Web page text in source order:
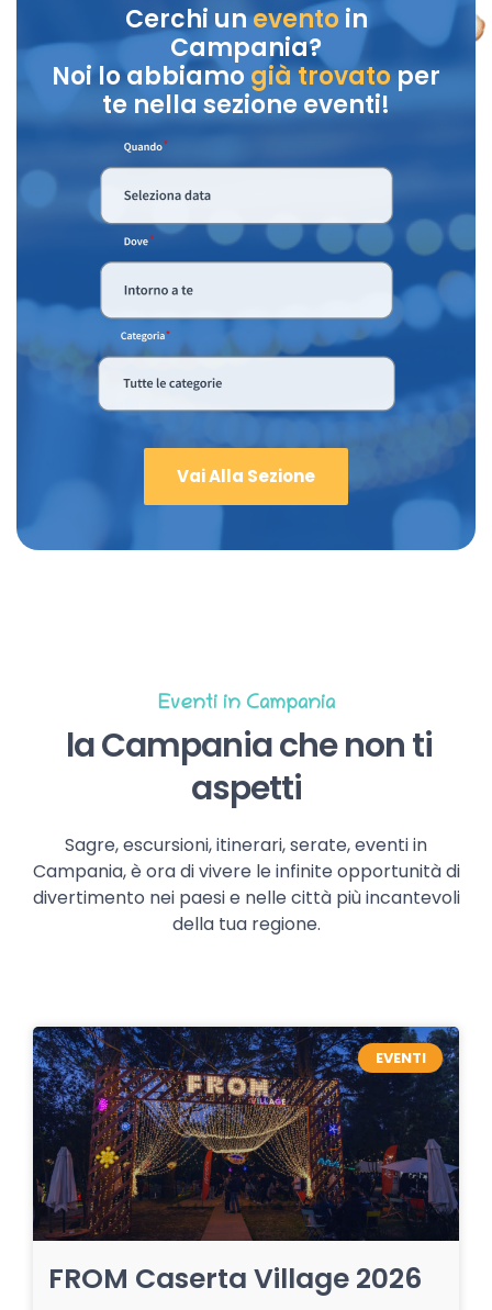
Cerchi unevento in
Campania?
Noi lo abbiamo già trovatoper
te nella sezione eventi!
Vai Alla Sezione
Eventi in Campania
la Campania che non ti
aspetti
Sagre, escursioni, itinerari, serate, eventi in
Campania, è ora di vivere le infinite opportunità di
divertimento nei paesi e nelle città più incantevoli
della tua regione.
EVENTI
FROM Caserta Village 2026